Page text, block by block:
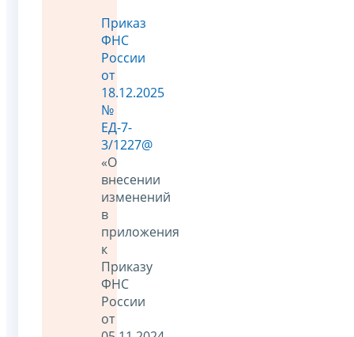
Приказ
ФНС
России
от
18.12.2025
№
ЕД-7-
3/1227@
«О
внесении
изменений
в
приложения
к
Приказу
ФНС
России
от